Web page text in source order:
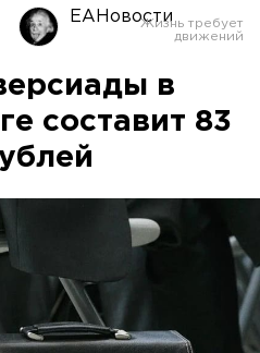
ЕАНовости
в
составит 83